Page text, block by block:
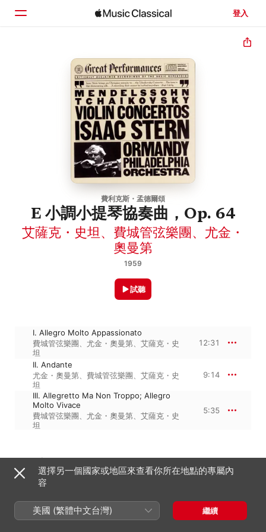
登入
費利克斯・孟德爾頌
E 小調小提琴協奏曲，Op. 64
艾薩克・史坦、 費城管弦樂團、 尤金・
奧曼第
1959
試聽
I. Allegro Molto Appassionato
費城管弦樂團
尤金・奧曼第
艾薩克・史
坦
12:31
II. Andante
尤金・奧曼第
費城管弦樂團
艾薩克・史
坦
9:14
III. Allegretto Ma Non Troppo; Allegro
Molto Vivace
費城管弦樂團
尤金・奧曼第
艾薩克・史
坦
5:35
1959年1月1日
3 首曲目・27 分鐘
℗ Originally released 1959 SONY BMG MUSIC
選擇另一個國家或地區來查看你所在地點的專屬內
容
美國 (繁體中文台灣) 繼續